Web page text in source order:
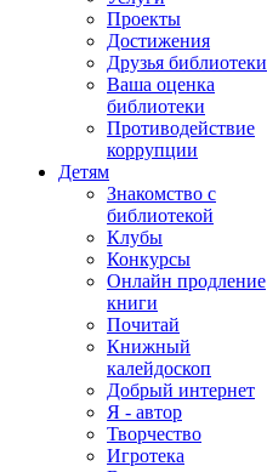
Проекты
Достижения
Друзья библиотеки
Ваша оценка
библиотеки
Противодействие
коррупции
Детям
Знакомство с
библиотекой
Клубы
Конкурсы
Онлайн продление
книги
Почитай
Книжный
калейдоскоп
Добрый интернет
Я - автор
Творчество
Игротека